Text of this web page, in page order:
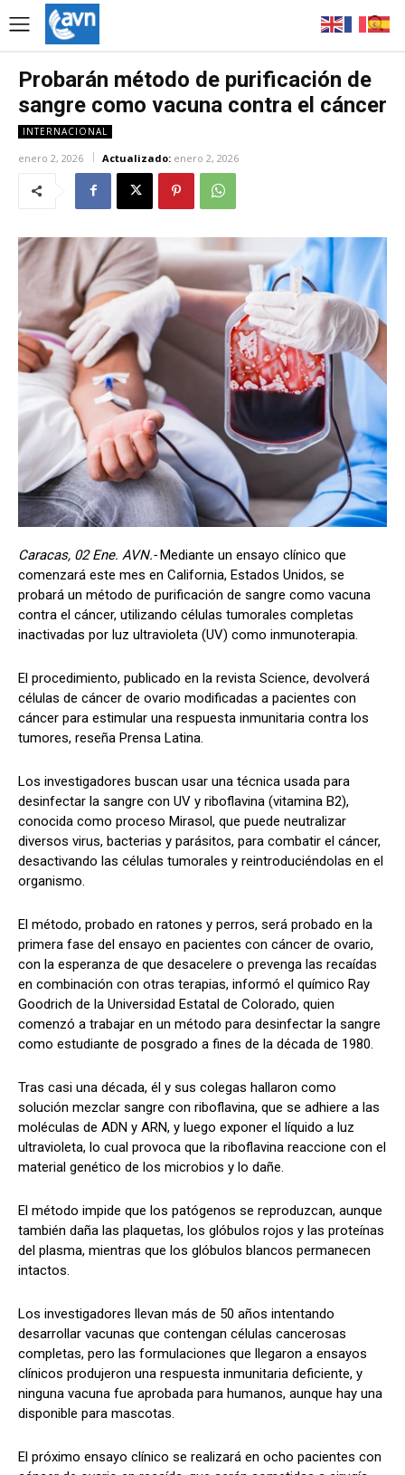
Probarán método de purificación de
sangre como vacuna contra el cáncer
INTERNACIONAL
enero 2, 2026 Actualizado: enero 2, 2026
Caracas, 02 Ene. AVN.-Mediante un ensayo clínico que
comenzará este mes en California, Estados Unidos, se
probará un método de purificación de sangre como vacuna
contra el cáncer, utilizando células tumorales completas
inactivadas por luz ultravioleta (UV) como inmunoterapia.
El procedimiento, publicado en la revista Science, devolverá
células de cáncer de ovario modificadas a pacientes con
cáncer para estimular una respuesta inmunitaria contra los
tumores, reseña Prensa Latina.
Los investigadores buscan usar una técnica usada para
desinfectar la sangre con UV y riboflavina (vitamina B2),
conocida como proceso Mirasol, que puede neutralizar
diversos virus, bacterias y parásitos, para combatir el cáncer,
desactivando las células tumorales y reintroduciéndolas en el
organismo.
El método, probado en ratones y perros, será probado en la
primera fase del ensayo en pacientes con cáncer de ovario,
con la esperanza de que desacelere o prevenga las recaídas
en combinación con otras terapias, informó el químico Ray
Goodrich de la Universidad Estatal de Colorado, quien
comenzó a trabajar en un método para desinfectar la sangre
como estudiante de posgrado a fines de la década de 1980.
Tras casi una década, él y sus colegas hallaron como
solución mezclar sangre con riboflavina, que se adhiere a las
moléculas de ADN y ARN, y luego exponer el líquido a luz
ultravioleta, lo cual provoca que la riboflavina reaccione con el
material genético de los microbios y lo dañe.
El método impide que los patógenos se reproduzcan, aunque
también daña las plaquetas, los glóbulos rojos y las proteínas
del plasma, mientras que los glóbulos blancos permanecen
intactos.
Los investigadores llevan más de 50 años intentando
desarrollar vacunas que contengan células cancerosas
completas, pero las formulaciones que llegaron a ensayos
clínicos produjeron una respuesta inmunitaria deficiente, y
ninguna vacuna fue aprobada para humanos, aunque hay una
disponible para mascotas.
El próximo ensayo clínico se realizará en ocho pacientes con